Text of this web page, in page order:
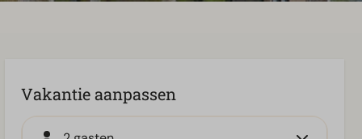
Vakantie aanpassen